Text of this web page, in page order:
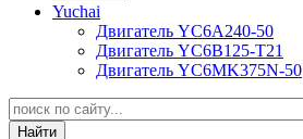
Yuchai
Двигатель YC6A240-50
Двигатель YC6B125-T21
Двигатель YC6MK375N-50